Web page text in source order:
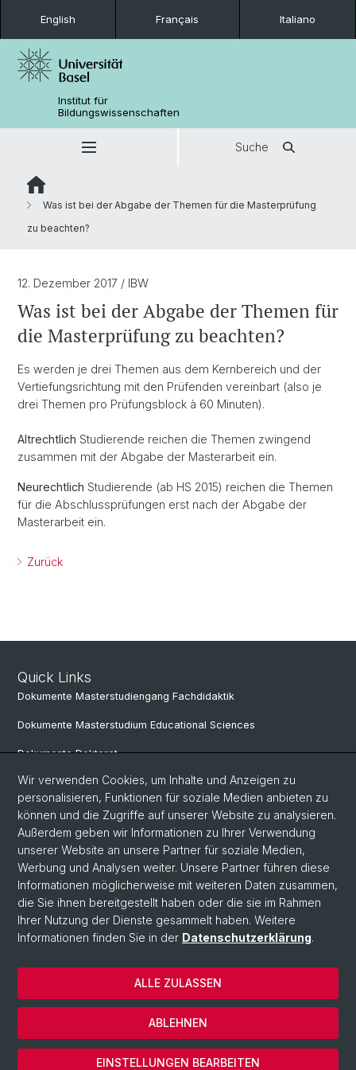
English Français Italiano
Institut für
Bildungswissenschaften
Suche
Was ist bei der Abgabe der Themen für die Masterprüfung
zu beachten?
12. Dezember 2017 / IBW
Was ist bei der Abgabe der Themen für
die Masterprüfung zu beachten?
Es werden je drei Themen aus dem Kernbereich und der
Vertiefungsrichtung mit den Prüfenden vereinbart (also je
drei Themen pro Prüfungsblock à 60 Minuten).
Altrechtlich Studierende reichen die Themen zwingend
zusammen mit der Abgabe der Masterarbeit ein.
Neurechtlich Studierende (ab HS 2015) reichen die Themen
für die Abschlussprüfungen erst nach der Abgabe der
Masterarbeit ein.
Zurück
Quick Links
Dokumente Masterstudiengang Fachdidaktik
Dokumente Masterstudium Educational Sciences
Dokumente Doktorat
Social Media
LinkedIn
Instagram
© Universität Basel
Datenschutzerklärung
Wir verwenden Cookies, um Inhalte und Anzeigen zu
personalisieren, Funktionen für soziale Medien anbieten zu
können und die Zugriffe auf unserer Website zu analysieren.
Außerdem geben wir Informationen zu Ihrer Verwendung
unserer Website an unsere Partner für soziale Medien,
Werbung und Analysen weiter. Unsere Partner führen diese
Informationen möglicherweise mit weiteren Daten zusammen,
die Sie ihnen bereitgestellt haben oder die sie im Rahmen
Ihrer Nutzung der Dienste gesammelt haben. Weitere
Informationen finden Sie in der Datenschutzerklärung.
EINSTELLUNGEN BEARBEITEN
ABLEHNEN
ALLE ZULASSEN